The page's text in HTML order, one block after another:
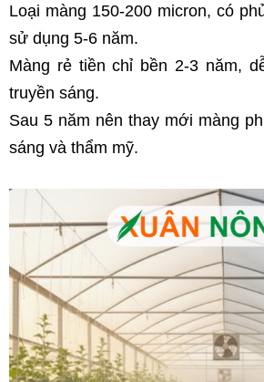
Loại màng 150-200 micron, có
sử dụng 5-6 năm.
Màng rẻ tiền chỉ bền 2-3 năm,
truyền sáng.
Sau 5 năm nên thay mới màng
sáng và thẩm mỹ.